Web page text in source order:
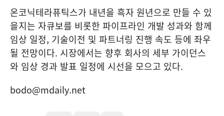
온코닉테라퓨틱스가 내년을 흑자 원년으로 만들 수 있
을지는 자큐보를 비롯한 파이프라인 개발 성과와 함께
임상 일정, 기술이전 및 파트너링 진행 속도 등에 좌우
될 전망이다. 시장에서는 향후 회사의 세부 가이던스
와 임상 경과 발표 일정에 시선을 모으고 있다.
bodo@mdaily.net